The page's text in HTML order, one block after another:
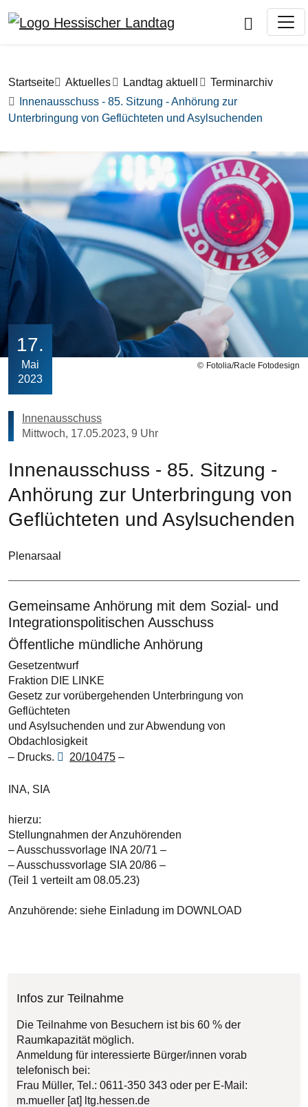
Pfadnavigation
Startseite Aktuelles Landtag aktuell
Terminarchiv
Innenausschuss - 85. Sitzung - Anhörung zur
Unterbringung von Geflüchteten und Asylsuchenden
Bilddatei
Fotolia/Racle Fotodesign
17
Mai
2023
Innenausschuss
Mittwoch, 17.05.2023, 9 Uhr
Innenausschuss - 85. Sitzung -
Anhörung zur Unterbringung von
Geflüchteten und Asylsuchenden
Plenarsaal
Gemeinsame Anhörung mit dem Sozial- und
Integrationspolitischen Ausschuss
Öffentliche mündliche Anhörung
Gesetzentwurf
Fraktion DIE LINKE
Gesetz zur vorübergehenden Unterbringung von
Geflüchteten
und Asylsuchenden und zur Abwendung von
Obdachlosigkeit
– Drucks.
20/10475 –
INA, SIA
hierzu:
Stellungnahmen der Anzuhörenden
– Ausschussvorlage INA 20/71 –
– Ausschussvorlage SIA 20/86 –
(Teil 1 verteilt am 08.05.23)
Anzuhörende: siehe Einladung im DOWNLOAD
Infos zur Teilnahme
Die Teilnahme von Besuchern ist bis 60 % der
Raumkapazität möglich.
Anmeldung für interessierte Bürger/innen vorab
telefonisch bei:
Frau Müller, Tel.: 0611-350 343 oder per E-Mail:
m.mueller [at] ltg.hessen.de